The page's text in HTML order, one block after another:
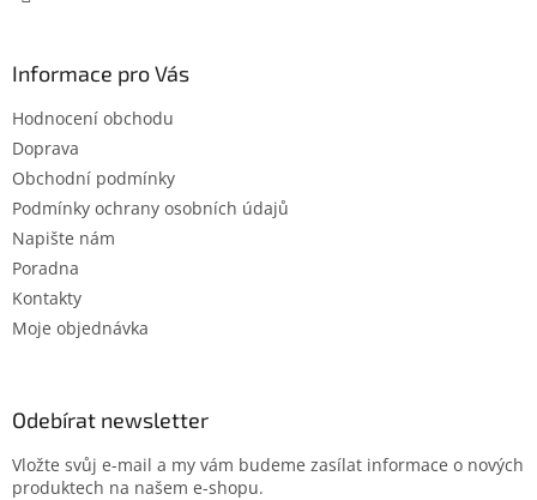
Informace pro Vás
Hodnocení obchodu
Doprava
Obchodní podmínky
Podmínky ochrany osobních údajů
Napište nám
Poradna
Kontakty
Moje objednávka
Odebírat newsletter
Vložte svůj e-mail a my vám budeme zasílat informace o nových
produktech na našem e-shopu.